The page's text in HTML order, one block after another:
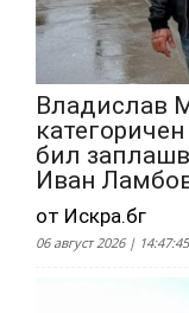
Владислав
бил
Иван
от Искра.бг
06 август 2026 | 14:47:45